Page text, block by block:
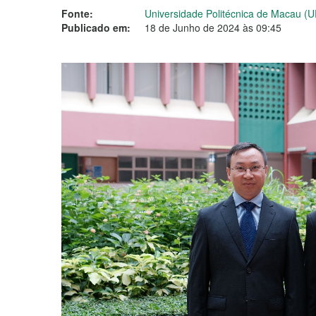
Fonte:
Universidade Politécnica de Macau
Publicado em:
18 de Junho de 2024 às 09:45